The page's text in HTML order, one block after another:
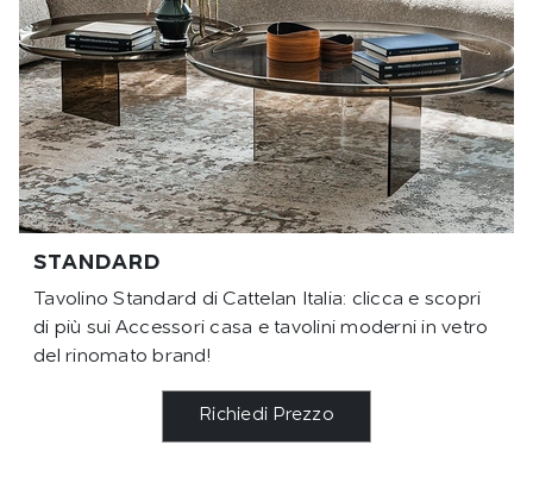
STANDARD
Tavolino Standard di Cattelan Italia: clicca e scopri
di più sui Accessori casa e tavolini moderni in vetro
del rinomato brand!
Richiedi Prezzo